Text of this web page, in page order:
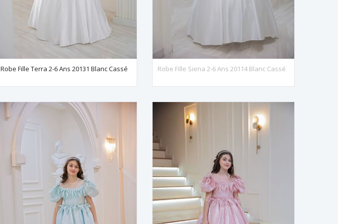
Robe Fille Terra 2-6 Ans 20131 Blanc Cassé Robe Fille Siena 2-6 Ans 20114 Blanc Cassé